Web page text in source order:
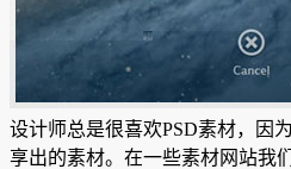
设计师总是很喜欢PSD素材，因
享出的素材。在一些素材网站我